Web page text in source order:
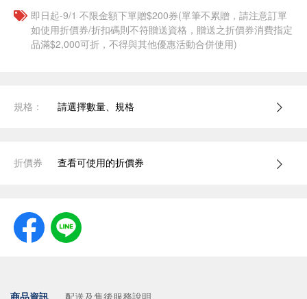
即日起-9/1 不限金額下單贈$200券(單筆不累贈，請注意訂單
如使用折價券/折扣碼則不符贈送資格，贈送之折價券消費指定
品滿$2,000可折，不得與其他優惠活動合併使用)
規格： 請選擇數量、規格
折價券 查看可使用的折價券
商品資訊 配送及售後服務說明